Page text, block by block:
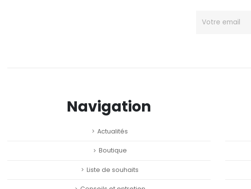
Navigation
Actualités
Boutique
Liste de souhaits